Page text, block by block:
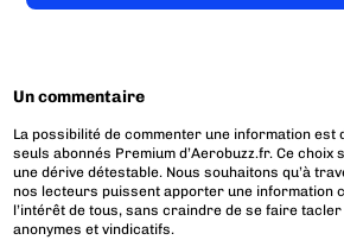
Un commentaire
La possibilité de commenter une information est
seuls abonnés Premium d’Aerobuzz.fr. Ce choix
une dérive détestable. Nous souhaitons qu’à
nos lecteurs puissent apporter une information
l’intérêt de tous, sans craindre de se faire
anonymes et vindicatifs.